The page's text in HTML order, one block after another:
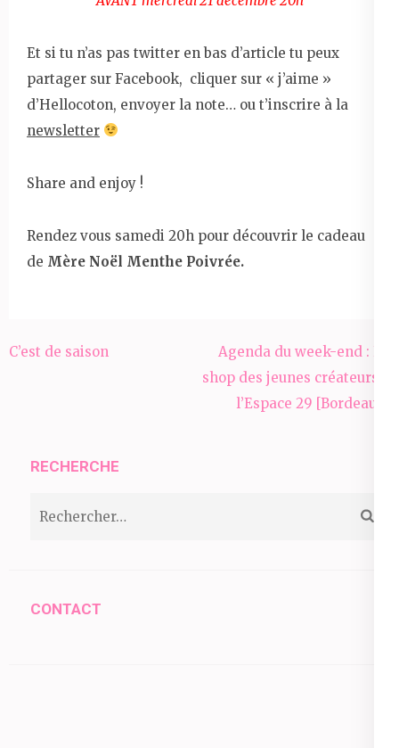
Et si tu n’as pas twitter en bas d’article tu peux
partager sur Facebook, cliquer sur « j’aime »
d’Hellocoton, envoyer la note… ou t’inscrire à la
newsletter
Share and enjoy !
Rendez vous samedi 20h pour découvrir le cadeau
de Mère Noël Menthe Poivrée.
Navigation
C’est de saison
Agenda du week-end : Le
shop des jeunes créateurs à
l’Espace 29 [Bordeaux]
RECHERCHE
CONTACT